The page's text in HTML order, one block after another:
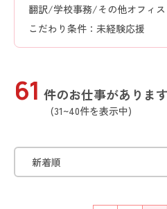
翻訳/学校事務/その他オフィス
こだわり条件：未経験応援
61 件のお仕事がありま
(31~40件を表示中)